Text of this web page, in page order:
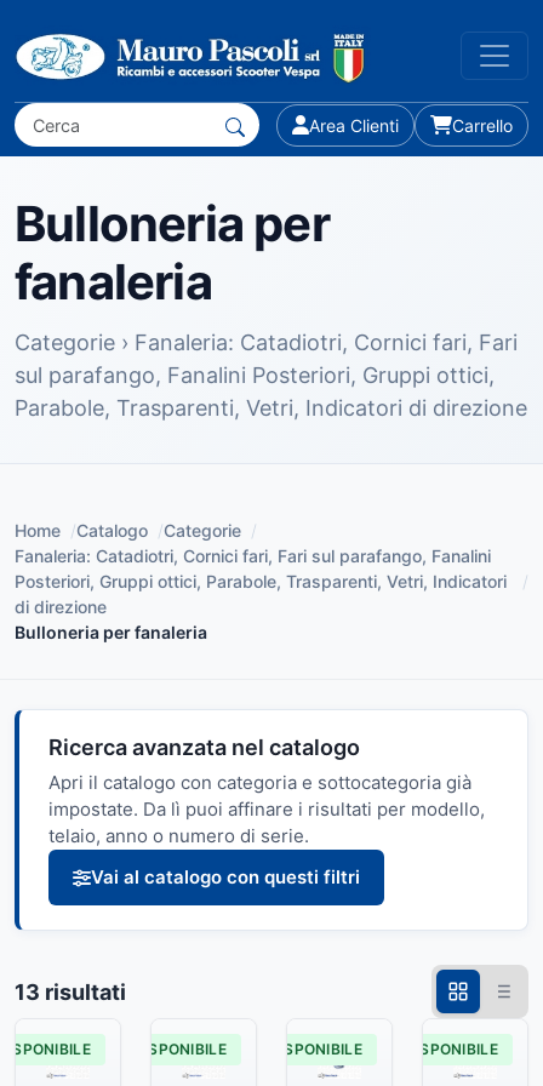
Area Clienti Carrello
Bulloneria per
fanaleria
Categorie › Fanaleria: Catadiotri, Cornici fari, Fari
sul parafango, Fanalini Posteriori, Gruppi ottici,
Parabole, Trasparenti, Vetri, Indicatori di direzione
Home /Catalogo /Categorie /
Fanaleria: Catadiotri, Cornici fari, Fari sul parafango, Fanalini
Posteriori, Gruppi ottici, Parabole, Trasparenti, Vetri, Indicatori
di direzione
/
Bulloneria per fanaleria
Ricerca avanzata nel catalogo
Apri il catalogo con categoria e sottocategoria già
impostate. Da lì puoi affinare i risultati per modello,
telaio, anno o numero di serie.
Vai al catalogo con questi filtri
13 risultati
DISPONIBILE DISPONIBILE DISPONIBILE